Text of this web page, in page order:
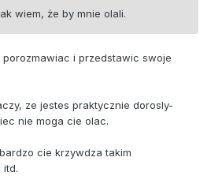
wiem, że by mnie olali.
porozmawiac i przedstawic swoje
ze jestes praktycznie dorosly-
nie moga cie olac.
cie krzywdza takim
itd.